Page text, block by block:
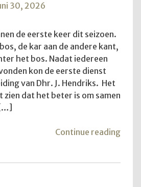
30, 2026
de eerste keer dit seizoen.
de kar aan de andere kant,
het bos. Nadat iedereen
kon de eerste dienst
van Dhr. J. Hendriks. Het
zien dat het beter is om samen
Continue reading